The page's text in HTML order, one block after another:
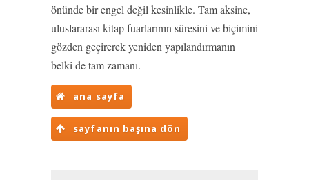
önünde bir engel değil kesinlikle. Tam aksine,
uluslararası kitap fuarlarının süresini ve biçimini
gözden geçirerek yeniden yapılandırmanın
belki de tam zamanı.
ana sayfa
sayfanın başına dön